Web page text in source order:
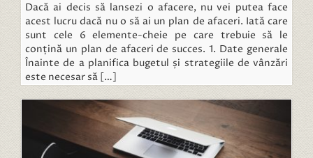
Dacă ai decis să lansezi o afacere, nu vei putea face
acest lucru dacă nu o să ai un plan de afaceri. Iată care
sunt cele 6 elemente-cheie pe care trebuie să le
conțină un plan de afaceri de succes. 1. Date generale
Înainte de a planifica bugetul și strategiile de vânzări
este necesar să […]